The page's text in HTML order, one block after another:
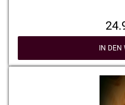
IN DEN